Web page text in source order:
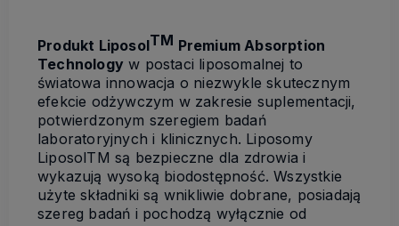
Produkt LiposolTM Premium Absorption
Technology w postaci liposomalnej to
światowa innowacja o niezwykle skutecznym
efekcie odżywczym w zakresie suplementacji,
potwierdzonym szeregiem badań
laboratoryjnych i klinicznych. Liposomy
LiposolTM są bezpieczne dla zdrowia i
wykazują wysoką biodostępność. Wszystkie
użyte składniki są wnikliwie dobrane, posiadają
szereg badań i pochodzą wyłącznie od